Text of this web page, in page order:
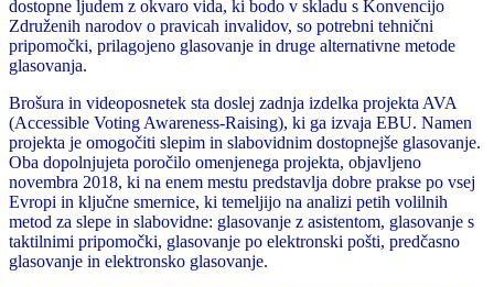
dostopne ljudem z okvaro vida, ki bodo v skladu s Konvencijo
Združenih narodov o pravicah invalidov, so potrebni tehnični
pripomočki, prilagojeno glasovanje in druge alternativne metode
glasovanja.
Brošura in videoposnetek sta doslej zadnja izdelka projekta AVA
(Accessible Voting Awareness-Raising), ki ga izvaja EBU. Namen
projekta je omogočiti slepim in slabovidnim dostopnejše glasovanje.
Oba dopolnjujeta poročilo omenjenega projekta, objavljeno
novembra 2018, ki na enem mestu predstavlja dobre prakse po vsej
Evropi in ključne smernice, ki temeljijo na analizi petih volilnih
metod za slepe in slabovidne: glasovanje z asistentom, glasovanje s
taktilnimi pripomočki, glasovanje po elektronski pošti, predčasno
glasovanje in elektronsko glasovanje.